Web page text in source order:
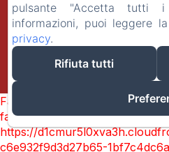
EN IT
Funziona
Failed to load BookingEngine/
failed. (missing:
https://
c6e932f9d3d27b65-
pulsante "Accetta tutti i
informazioni, puoi leggere
privacy.
Rifiuta tutti